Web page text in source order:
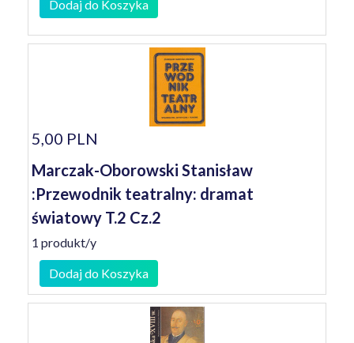
Dodaj do Koszyka
5,00 PLN
Marczak-Oborowski Stanisław
:Przewodnik teatralny: dramat
światowy T.2 Cz.2
1 produkt/y
Dodaj do Koszyka